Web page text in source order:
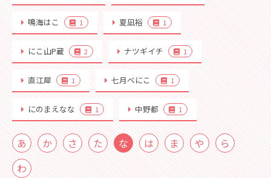
鳴海はこ 1 夏凪裕 1
にこ山P蔵 2 ナツギイチ 1
直江犀 1 七月べにこ 1
にのまえなな 1 中野都 1
あ か さ た な は ま や
ら
わ